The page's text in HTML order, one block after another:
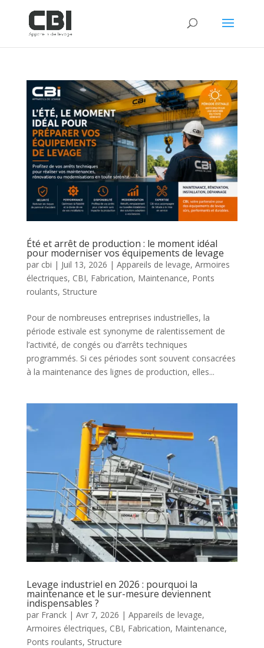
Été et arrêt de production : le moment idéal
pour moderniser vos équipements de levage
par cbi | Juil 13, 2026 | Appareils de levage, Armoires
électriques, CBI, Fabrication, Maintenance, Ponts
roulants, Structure
Pour de nombreuses entreprises industrielles, la
période estivale est synonyme de ralentissement de
l’activité, de congés ou d’arrêts techniques
programmés. Si ces périodes sont souvent consacrées
à la maintenance des lignes de production, elles...
Levage industriel en 2026 : pourquoi la
maintenance et le sur-mesure deviennent
indispensables ?
par Franck| Avr 7, 2026 | Appareils de levage,
Armoires électriques, CBI, Fabrication, Maintenance,
Ponts roulants, Structure